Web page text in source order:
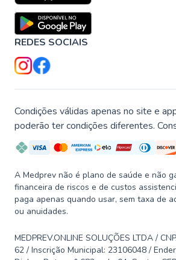
REDES SOCIAIS
Condições válidas apenas no site e
poderão ter condições diferentes.
A Medprev não é plano de saúde e não
financeira de riscos e de custos
paga apenas quando usar, sem taxa de
ou anuidades.
MEDPREV.ONLINE SOLUÇÕES LTDA /
62 / Inscrição Municipal: 23106048 /